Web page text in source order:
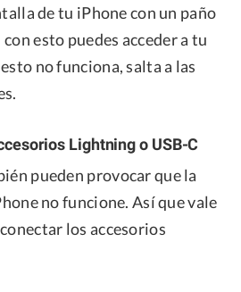
de tu iPhone con un paño
esto puedes acceder a tu
no funciona, salta a las
Lightning o USB-C
pueden provocar que la
no funcione. Así que vale
los accesorios